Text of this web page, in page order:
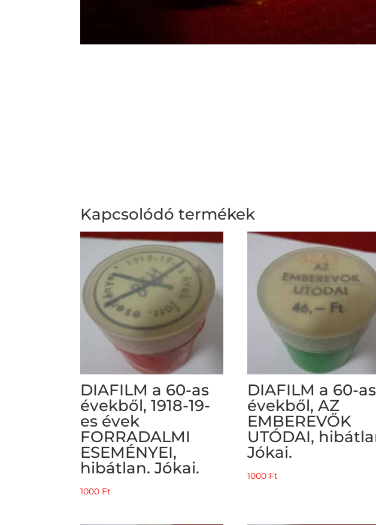
Kapcsolódó termékek
DIAFILM a 60-as
évekből, 1918-19-
es évek
FORRADALMI
ESEMÉNYEI,
hibátlan. Jókai.
1000 Ft
DIAFILM a 60-as
évekből, AZ
EMBEREVŐK
UTÓDAI,
Jókai.
1000 Ft